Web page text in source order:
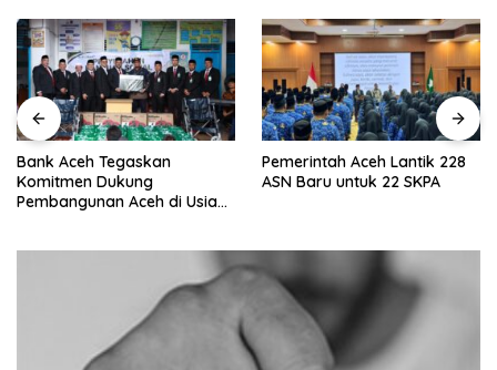
Bank Aceh Tegaskan
Komitmen Dukung
Pembangunan Aceh di Usia
Pemerintah Aceh Lantik 228
ASN Baru untuk 22 SKPA